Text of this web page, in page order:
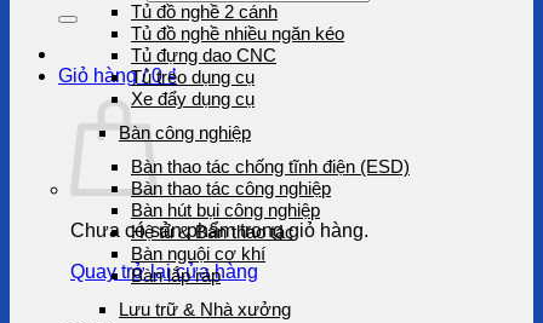
Giỏ hàng /0₫
Chưa có sản phẩm trong giỏ hàng.
Quay trở lại cửa hàng
Tủ đồ nghề 2 cánh
Tủ đồ nghề nhiều ngăn kéo
Tủ đựng dao CNC
Tủ treo dụng cụ
Xe đẩy dụng cụ
Bàn công nghiệp
Bàn thao tác chống tĩnh điện (ESD)
Bàn thao tác công nghiệp
Bàn hút bụi công nghiệp
Hệ tủ & Bàn thao tác
Bàn nguội cơ khí
Bàn lắp ráp
Lưu trữ & Nhà xưởng